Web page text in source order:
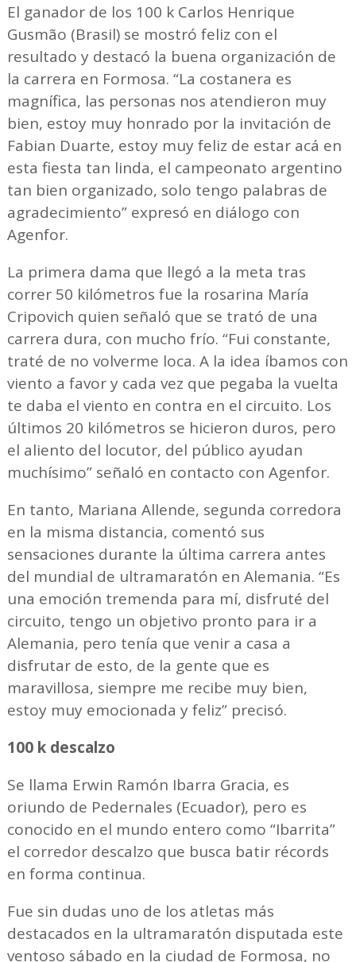
El ganador de los 100 k Carlos Henrique
Gusmão (Brasil) se mostró feliz con el
resultado y destacó la buena organización de
la carrera en Formosa. “La costanera es
magnífica, las personas nos atendieron muy
bien, estoy muy honrado por la invitación de
Fabian Duarte, estoy muy feliz de estar acá en
esta fiesta tan linda, el campeonato argentino
tan bien organizado, solo tengo palabras de
agradecimiento” expresó en diálogo con
Agenfor.
La primera dama que llegó a la meta tras
correr 50 kilómetros fue la rosarina María
Cripovich quien señaló que se trató de una
carrera dura, con mucho frío. “Fui constante,
traté de no volverme loca. A la idea íbamos con
viento a favor y cada vez que pegaba la vuelta
te daba el viento en contra en el circuito. Los
últimos 20 kilómetros se hicieron duros, pero
el aliento del locutor, del público ayudan
muchísimo” señaló en contacto con Agenfor.
En tanto, Mariana Allende, segunda corredora
en la misma distancia, comentó sus
sensaciones durante la última carrera antes
del mundial de ultramaratón en Alemania. “Es
una emoción tremenda para mí, disfruté del
circuito, tengo un objetivo pronto para ir a
Alemania, pero tenía que venir a casa a
disfrutar de esto, de la gente que es
maravillosa, siempre me recibe muy bien,
estoy muy emocionada y feliz” precisó.
100 k descalzo
Se llama Erwin Ramón Ibarra Gracia, es
oriundo de Pedernales (Ecuador), pero es
conocido en el mundo entero como “Ibarrita”
el corredor descalzo que busca batir récords
en forma continua.
Fue sin dudas uno de los atletas más
destacados en la ultramaratón disputada este
ventoso sábado en la ciudad de Formosa, no